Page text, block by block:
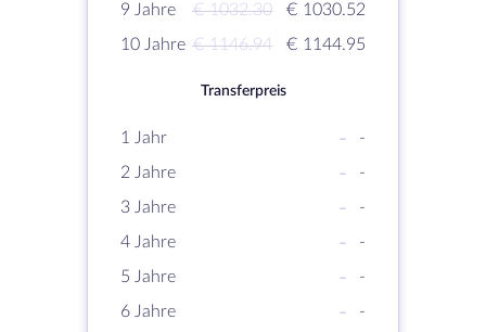
9 Jahre
€ 1032.30
€ 1030.52
10 Jahre € 1146.94 € 1144.95
Transferpreis
1 Jahr -
-
2 Jahre
-
-
3 Jahre
-
-
4 Jahre
-
-
5 Jahre
-
-
6 Jahre
-
-